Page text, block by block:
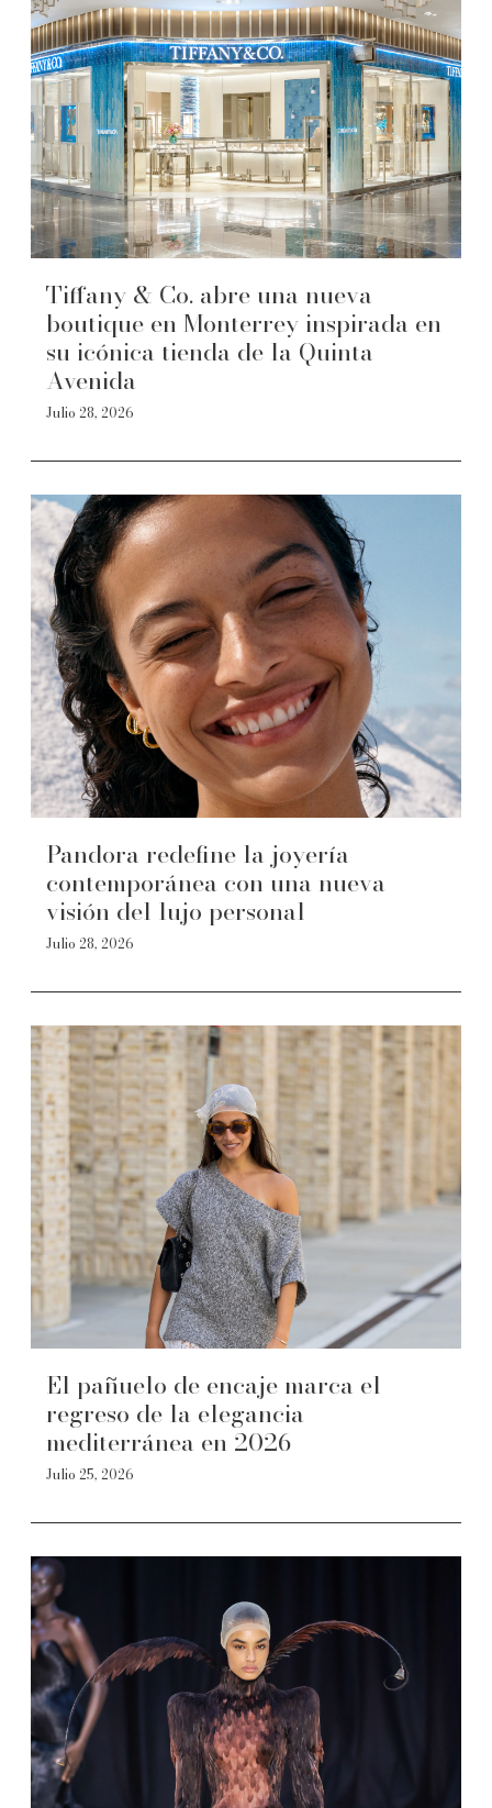
Tiffany & Co. abre una nueva
boutique en Monterrey inspirada en
su icónica tienda de la Quinta
Avenida
Julio 28, 2026
Pandora redefine la joyería
contemporánea con una nueva
visión del lujo personal
Julio 28, 2026
El pañuelo de encaje marca el
regreso de la elegancia
mediterránea en 2026
Julio 25, 2026